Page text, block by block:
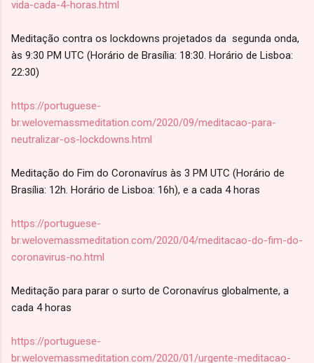
vida-cada-4-horas.html
Meditação contra os lockdowns projetados da segunda onda,
às 9:30 PM UTC (Horário de Brasília: 18:30. Horário de Lisboa:
22:30)
https://portuguese-
br.welovemassmeditation.com/2020/09/meditacao-para-
neutralizar-os-lockdowns.html
Meditação do Fim do Coronavírus às 3 PM UTC (Horário de
Brasília: 12h. Horário de Lisboa: 16h), e a cada 4 horas
https://portuguese-
br.welovemassmeditation.com/2020/04/meditacao-do-fim-do-
coronavirus-no.html
Meditação para parar o surto de Coronavírus globalmente, a
cada 4 horas
https://portuguese-
br.welovemassmeditation.com/2020/01/urgente-meditacao-